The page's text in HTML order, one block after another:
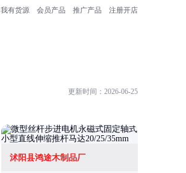
我有货源 会员产品 推广产品 注册开店
更新时间：2026-06-25
沭阳县鸿途木制品厂